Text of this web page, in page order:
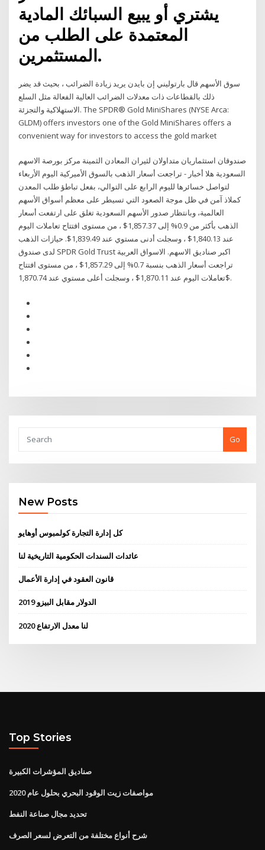
يشتري أو يبيع السبائك المادية
المعتمدة على الطلب من
المستثمرين.
سوق الأسهم قال بارتوليني إن بايدن يريد زيادة الضرائب ، بحيث قد يضر
ذلك بالقطاعات ذات معدلات الضرائب العالية الفعالة مثل السلع
الاستهلاكية والتجزئة. The SPDR® Gold MiniShares (NYSE Arca:
GLDM) offers investors one of the Gold MiniShares offers a
convenient way for investors to access the gold market
صندوقان استثماريان متداولان لثيران المعادن الثمينة مركز بورصة الاسهم
السعودية هلا أخبار - تراجعت أسعار الذهب بالسوق الأميركية اليوم الأربعاء
لتواصل خسائرها لليوم الرابع على التوالي، بفعل تباطؤ طلب المعدن
كملاذ آمن في ظل موجة الصعود التي تسيطر على معظم أسواق الأسهم
العالمية، وبانتظار صدور الأسهم السعودية تغلق على ارتفعت أسعار
الذهب بأكثر من 0.9% إلى 1,857.37$ ، من مستوى افتتاح تعاملات اليوم
عند 1,840.13$ ، وسجلت أدنى مستوي عند 1,839.49$. حيازات الذهب
لدى صندوق SPDR Gold Trust اكبر صناديق الاسهم. الاسواق العربية
تراجعت أسعار الذهب بنسبة 0.7% إلى 1,857.29$ ، من مستوى افتتاح
تعاملات اليوم عند 1,870.11$ ، وسجلت أعلى مستوي عند 1,870.74$.
Go
New Posts
كل إدارة التجارة كولمبوس أوهايو
عائدات السندات الحكومية التاريخية لنا
قانون العقود في إدارة الأعمال
الدولار مقابل البيزو 2019
لنا معدل الارتفاع 2020
Top Stories
صناديق المؤشرات الكبيرة
مواصفات زيت الوقود البحري بحلول عام 2020
تحديد مجال صناعة النفط
شرح أنواع مختلفة من التعرض لسعر الصرف